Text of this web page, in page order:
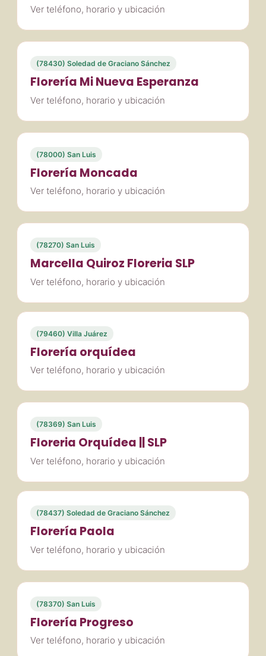
Ver teléfono, horario y ubicación
(78430) Soledad de Graciano Sánchez
Florería Mi Nueva Esperanza
Ver teléfono, horario y ubicación
(78000) San Luis
Florería Moncada
Ver teléfono, horario y ubicación
(78270) San Luis
Marcella Quiroz Floreria SLP
Ver teléfono, horario y ubicación
(79460) Villa Juárez
Florería orquídea
Ver teléfono, horario y ubicación
(78369) San Luis
Floreria Orquídea || SLP
Ver teléfono, horario y ubicación
(78437) Soledad de Graciano Sánchez
Florería Paola
Ver teléfono, horario y ubicación
(78370) San Luis
Florería Progreso
Ver teléfono, horario y ubicación